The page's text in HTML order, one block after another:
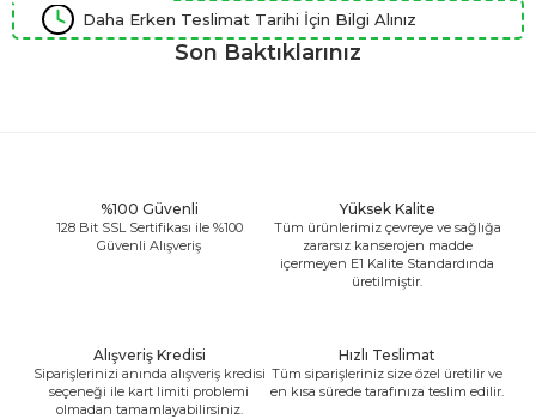
Daha Erken Teslimat Tarihi İçin Bilgi Alınız
Son Baktıklarınız
%100 Güvenli
128 Bit SSL Sertifikası ile %100
Güvenli Alışveriş
Yüksek Kalite
Tüm ürünlerimiz çevreye ve sağlığa
zararsız kanserojen madde
içermeyen E1 Kalite Standardında
üretilmiştir.
Alışveriş Kredisi
Siparişlerinizi anında alışveriş kredisi
seçeneği ile kart limiti problemi
olmadan tamamlayabilirsiniz.
Hızlı Teslimat
Tüm siparişleriniz size özel üretilir ve
en kısa sürede tarafınıza teslim edilir.